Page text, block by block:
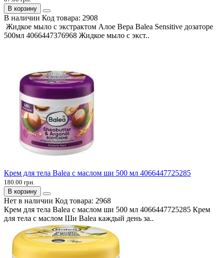
В корзину
В наличии Код товара: 2908
Жидкое мыло с экстрактом Алое Вера Balea Sensitive дозаторе
500мл 4066447376968 Жидкое мыло с экст..
Крем для тела Balea с маслом ши 500 мл 4066447725285
180.00 грн.
В корзину
Нет в наличии Код товара: 2968
Крем для тела Balea с маслом ши 500 мл 4066447725285 Крем
для тела с маслом Ши Balea каждый день за..